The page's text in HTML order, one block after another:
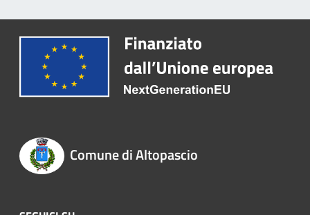
Comune di Altopascio